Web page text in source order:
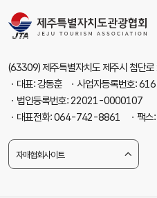
(63309) 제주특별자치도 제주시 첨단
ㆍ대표: 강동훈 ㆍ사업자등록번호:
ㆍ법인등록번호: 22021-0000107
ㆍ대표전화: 064-742-8861 ㆍ팩
자매협회사이트